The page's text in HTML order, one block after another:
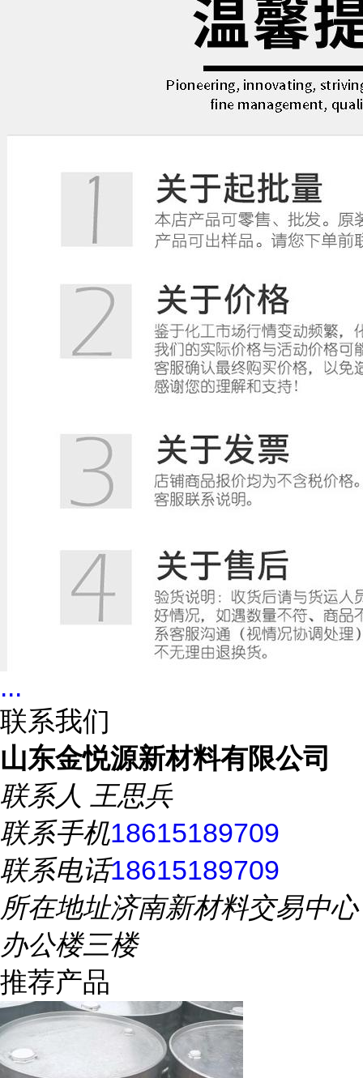
...
联系我们
山东金悦源新材料有限公司
联系人 王思兵
联系手机18615189709
联系电话18615189709
所在地址济南新材料交易中心
办公楼三楼
推荐产品